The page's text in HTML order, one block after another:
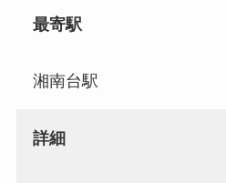
最寄駅
湘南台駅
詳細